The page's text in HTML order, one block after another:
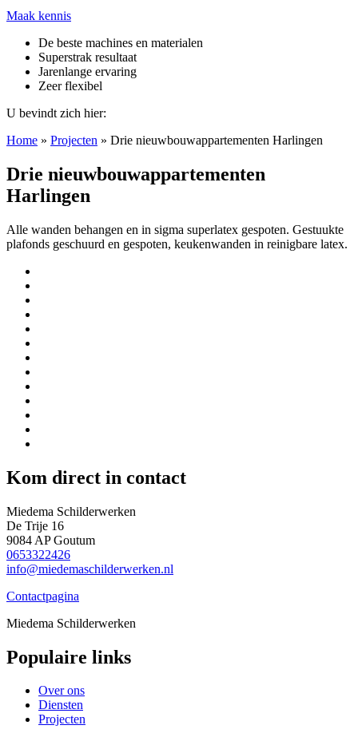
Maak kennis
De beste machines en materialen
Superstrak resultaat
Jarenlange ervaring
Zeer flexibel
U bevindt zich hier:
Home » Projecten » Drie nieuwbouwappartementen Harlingen
Drie nieuwbouwappartementen
Harlingen
Alle wanden behangen en in sigma superlatex gespoten. Gestuukte
plafonds geschuurd en gespoten, keukenwanden in reinigbare latex.
Kom direct in contact
Miedema Schilderwerken
De Trije 16
9084 AP Goutum
0653322426
info@miedemaschilderwerken.nl
Contactpagina
Miedema Schilderwerken
Populaire links
Over ons
Diensten
Projecten